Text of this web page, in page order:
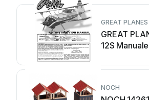
GREAT PLANES
GREAT
12S
NOCH